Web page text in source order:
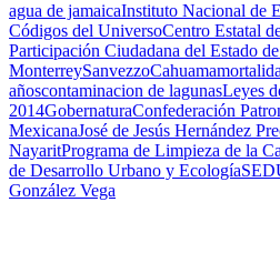
agua de jamaicaInstituto Nacional de
Códigos del UniversoCentro Estatal
Participación Ciudadana del Estado
MonterreySanvezzoCahuama
añoscontaminacion de lagunasLeyes
2014GobernaturaConfederación
MexicanaJosé de Jesús Hernández
NayaritPrograma de Limpieza de la
de Desarrollo Urbano y Ecología
González Vega